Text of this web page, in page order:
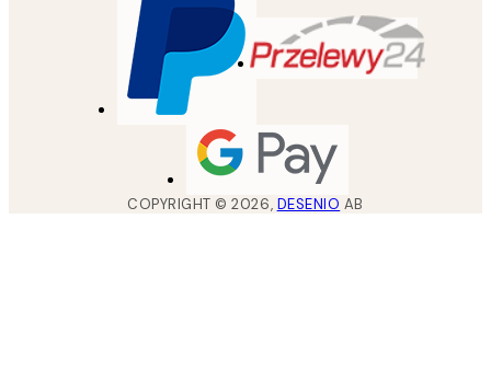
COPYRIGHT ©2026, DESENIO AB